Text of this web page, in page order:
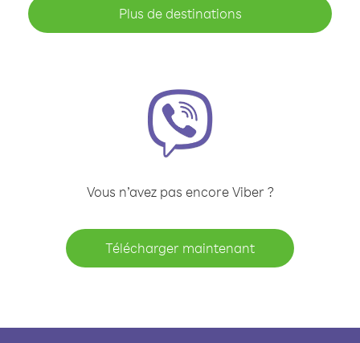
Plus de destinations
Vous n’avez pas encore Viber ?
Télécharger maintenant